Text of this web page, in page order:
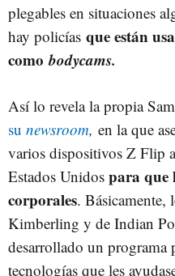
plegables en situaciones
hay policías que están
comobodycams.
Así lo revela la propia
su newsroom, en la que
varios dispositivos Z Flip
Estados Unidos para que
corporales. Básicamente,
Kimberling y de Indian
desarrollado un programa
tecnologías que les